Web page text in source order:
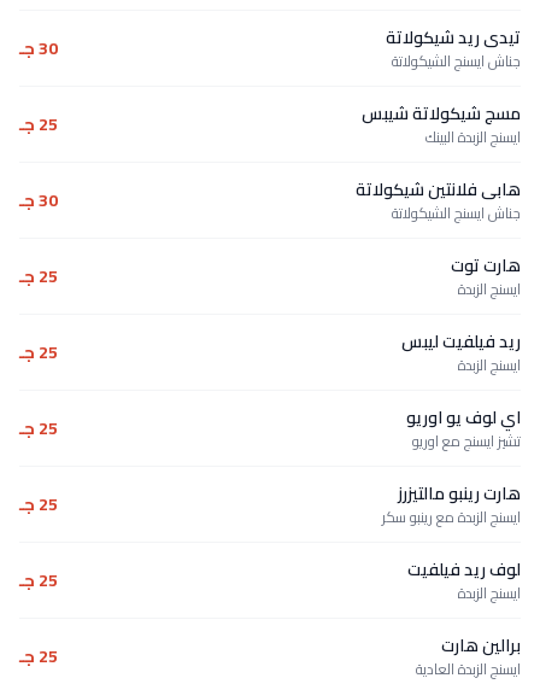
تيدى ريد شيكولاتة
جناش ايسنج الشيكولاتة 30 جـ
مسج شيكولاتة شيبس
ايسنج الزبدة البينك 25 جـ
هابى فلانتين شيكولاتة
جناش ايسنج الشيكولاتة 30 جـ
هارت توت
ايسنج الزبدة 25 جـ
ريد فيلفيت ليبس
ايسنج الزبدة 25 جـ
اي لوف يو اوريو
تشيز ايسنج مع اوريو 25 جـ
هارت رينبو مالتيزرز
ايسنج الزبدة مع رينبو سكر 25 جـ
لوف ريد فيلفيت
ايسنج الزبدة 25 جـ
برالين هارت
ايسنج الزبدة العادية 25 جـ